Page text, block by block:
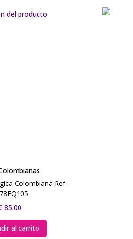
Colombiana Ref-
85.00
al carrito